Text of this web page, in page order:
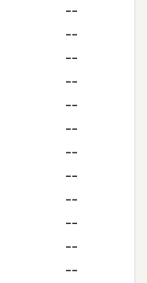
--
--
--
--
--
--
--
--
--
--
--
--